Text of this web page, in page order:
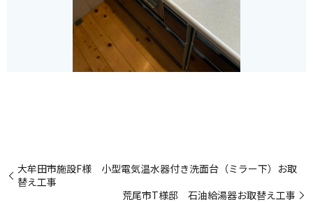
大牟田市施設F様 小型電気温水器付き洗面台（ミラー下）お取
替え工事
荒尾市T様邸 石油給湯器お取替え工事